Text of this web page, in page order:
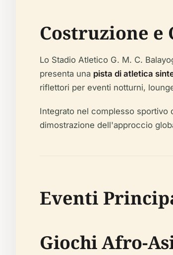
Costruzione
Lo Stadio Atletico G. M. C.
presenta una pista di atletica
riflettori per eventi notturni,
Integrato nel complesso sportivo
dimostrazione dell'approccio
Eventi
Giochi Afro-